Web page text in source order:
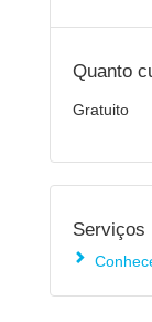
Quanto
Gratuito
Serviços